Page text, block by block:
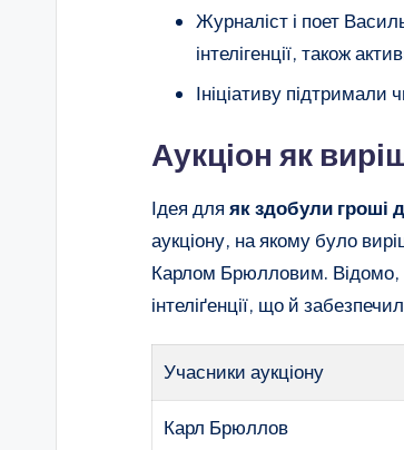
Журналіст і поет
інтелігенції, також
Ініціативу підтримали
Аукціон як
Ідея для як здобули гроші
аукціону, на якому було
Карлом Брюлловим. Відомо,
інтеліґенції, що й
Учасники аукціону
Карл Брюллов